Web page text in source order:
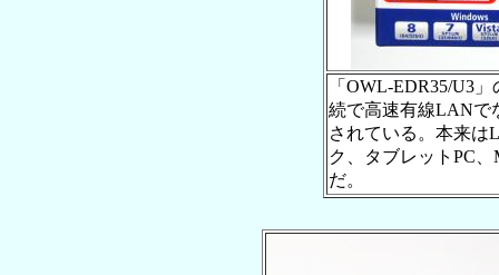
「OWL-EDR35/U3
続で高速有線LANで
されている。本来は
ク、タブレットPC
だ。